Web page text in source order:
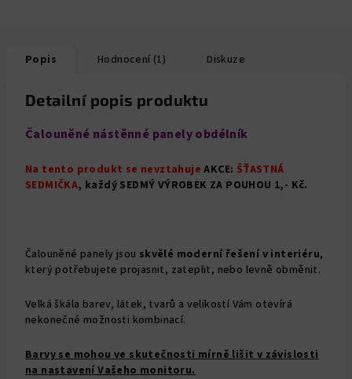
Popis Hodnocení (1) Diskuze
Detailní popis produktu
Čalouněné nástěnné panely obdélník
Na tento produkt se nevztahuje AKCE: ŠŤASTNÁ
SEDMIČKA, každý SEDMÝ VÝROBEK ZA POUHOU 1,- Kč.
Čalouněné panely jsou skvělé moderní řešení v interiéru,
který potřebujete projasnit, zateplit, nebo levně obměnit.
Velká škála barev, látek, tvarů a velikostí Vám otevírá
nekonečné možnosti kombinací.
Barvy se mohou ve skutečnosti mírně lišit v závislosti
na nastavení Vašeho monitoru.